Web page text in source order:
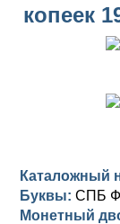
Золотые
Памятные и
Золото
Германская
Памятные и
Александр III
Памятные и
Александр II
Для
Николай I
Медь
Серебро
Золото
Екатерина II
копеек
Каталожный
Буквы: СПБ
Монетный